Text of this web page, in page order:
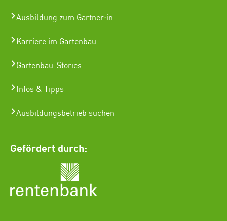
Ausbildung zum Gärtner:in
Karriere im Gartenbau
Gartenbau-Stories
Infos & Tipps
Ausbildungsbetrieb suchen
Gefördert durch: